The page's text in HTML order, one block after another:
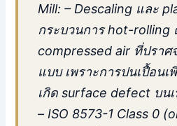
Mill: – Descaling และ
กระบวนการ hot-rolling
compressed air ที่ปรา
แบบ เพราะการปนเปื้อนเ
เกิด surface defect บน
– ISO 8573-1 Class 0